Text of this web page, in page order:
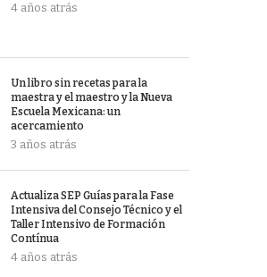
4 años atrás
Un libro sin recetas para la
maestra y el maestro y la Nueva
Escuela Mexicana: un
acercamiento
3 años atrás
Actualiza SEP Guías para la Fase
Intensiva del Consejo Técnico y el
Taller Intensivo de Formación
Contínua
4 años atrás